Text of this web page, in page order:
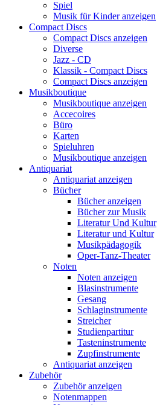
Spiel
Musik für Kinder anzeigen
Compact Discs
Compact Discs anzeigen
Diverse
Jazz - CD
Klassik - Compact Discs
Compact Discs anzeigen
Musikboutique
Musikboutique anzeigen
Accecoires
Büro
Karten
Spieluhren
Musikboutique anzeigen
Antiquariat
Antiquariat anzeigen
Bücher
Bücher anzeigen
Bücher zur Musik
Literatur Und Kultur
Literatur und Kultur
Musikpädagogik
Oper-Tanz-Theater
Noten
Noten anzeigen
Blasinstrumente
Gesang
Schlaginstrumente
Streicher
Studienpartitur
Tasteninstrumente
Zupfinstrumente
Antiquariat anzeigen
Zubehör
Zubehör anzeigen
Notenmappen